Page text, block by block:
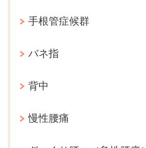
手根管症候群
バネ指
背中
慢性腰痛